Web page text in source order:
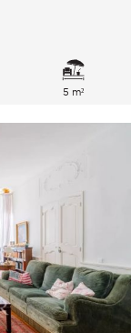
5 m²